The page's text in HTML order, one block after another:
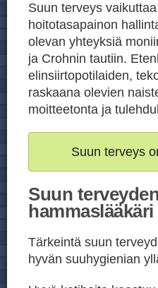
Suun terveys
hoitotasapainon
olevan yhteyksiä
ja Crohnin tautiin.
elinsiirtopotilaiden,
raskaana olevien
moitteetonta ja
Suun terveys
Suun
Tärkeintä suun
hyvän suuhygienian